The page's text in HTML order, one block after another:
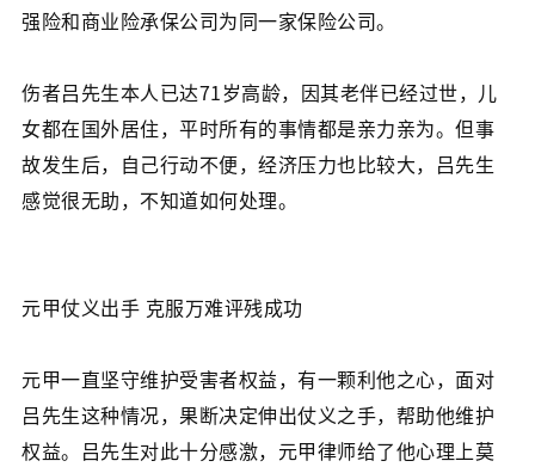
强险和商业险承保公司为同一家保险公司。
伤者吕先生本人已达71岁高龄，因其老伴已经过世，儿
女都在国外居住，平时所有的事情都是亲力亲为。但事
故发生后，自己行动不便，经济压力也比较大，吕先生
感觉很无助，不知道如何处理。
元甲仗义出手 克服万难评残成功
元甲一直坚守维护受害者权益，有一颗利他之心，面对
吕先生这种情况，果断决定伸出仗义之手，帮助他维护
权益。吕先生对此十分感激，元甲律师给了他心理上莫